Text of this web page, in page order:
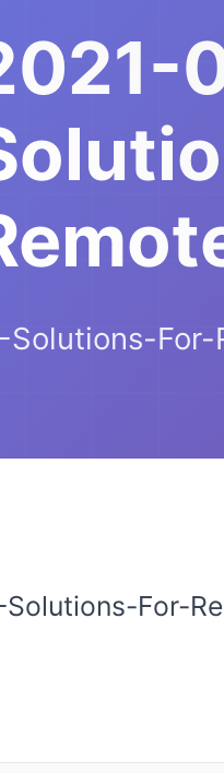
Solutions-
Solutions-For-